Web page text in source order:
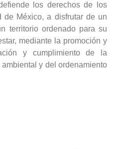
los derechos de los
de México, a disfrutar de un
territorio ordenado para su
mediante la promoción y
y cumplimiento de la
y del ordenamiento